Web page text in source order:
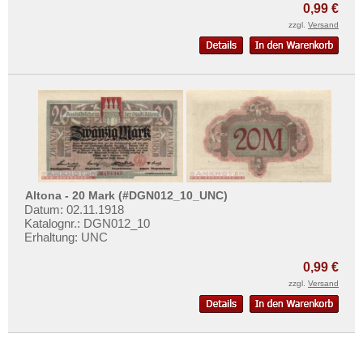
0,99 €
zzgl. Versand
Altona - 20 Mark (#DGN012_10_UNC)
Datum: 02.11.1918
Katalognr.: DGN012_10
Erhaltung: UNC
0,99 €
zzgl. Versand